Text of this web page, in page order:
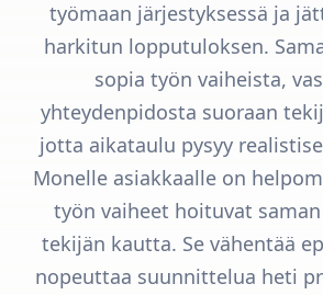
työmaan järjestyksessä ja
harkitun lopputuloksen.
sopia työn vaiheista,
yhteydenpidosta suoraan
jotta aikataulu pysyy
Monelle asiakkaalle on
työn vaiheet hoituvat
tekijän kautta. Se vähentää
nopeuttaa suunnittelua heti